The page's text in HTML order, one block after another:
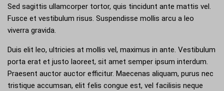
Sed sagittis ullamcorper tortor, quis tincidunt ante mattis vel.
Fusce et vestibulum risus. Suspendisse mollis arcu a leo
viverra gravida.
Duis elit leo, ultricies at mollis vel, maximus in ante. Vestibulum
porta erat et justo laoreet, sit amet semper ipsum interdum.
Praesent auctor auctor efficitur. Maecenas aliquam, purus nec
tristique accumsan, elit felis congue est, vel facilisis neque